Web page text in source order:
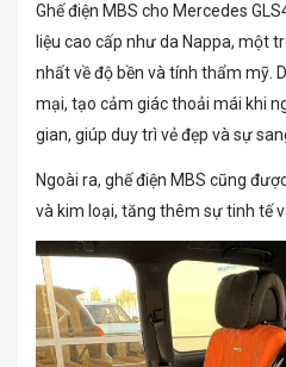
Ghế điện MBS cho Mercedes
liệu cao cấp như da Nappa, một
nhất về độ bền và tính thẩm mỹ.
mại, tạo cảm giác thoải mái khi
gian, giúp duy trì vẻ đẹp và sự
Ngoài ra, ghế điện MBS cũng
và kim loại, tăng thêm sự tinh tế